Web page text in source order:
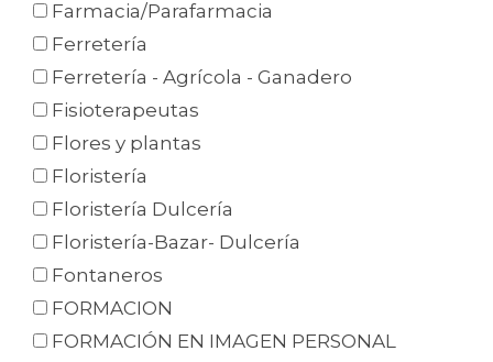
Farmacia/Parafarmacia
Ferretería
Ferretería - Agrícola - Ganadero
Fisioterapeutas
Flores y plantas
Floristería
Floristería Dulcería
Floristería-Bazar- Dulcería
Fontaneros
FORMACION
FORMACIÓN EN IMAGEN PERSONAL